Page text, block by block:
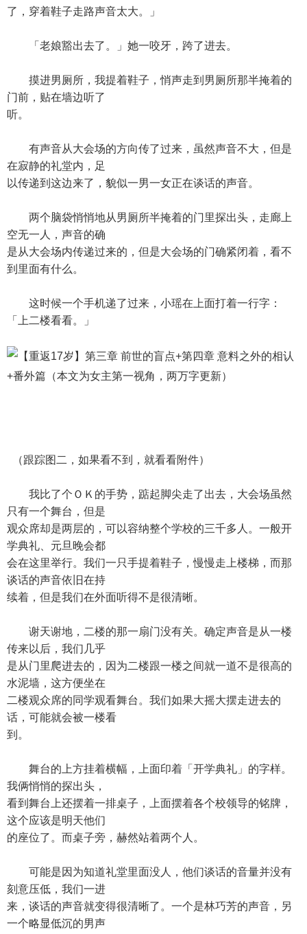
了，穿着鞋子走路声音太大。」
「老娘豁出去了。」她一咬牙，跨了进去。
摸进男厕所，我提着鞋子，悄声走到男厕所那半掩着的
门前，贴在墙边听了
听。
有声音从大会场的方向传了过来，虽然声音不大，但是
在寂静的礼堂内，足
以传递到这边来了，貌似一男一女正在谈话的声音。
两个脑袋悄悄地从男厕所半掩着的门里探出头，走廊上
空无一人，声音的确
是从大会场内传递过来的，但是大会场的门确紧闭着，看不
到里面有什么。
这时候一个手机递了过来，小瑶在上面打着一行字：
「上二楼看看。」
（跟踪图二，如果看不到，就看看附件）
我比了个ＯＫ的手势，踮起脚尖走了出去，大会场虽然
只有一个舞台，但是
观众席却是两层的，可以容纳整个学校的三千多人。一般开
学典礼、元旦晚会都
会在这里举行。我们一只手提着鞋子，慢慢走上楼梯，而那
谈话的声音依旧在持
续着，但是我们在外面听得不是很清晰。
谢天谢地，二楼的那一扇门没有关。确定声音是从一楼
传来以后，我们几乎
是从门里爬进去的，因为二楼跟一楼之间就一道不是很高的
水泥墙，这方便坐在
二楼观众席的同学观看舞台。我们如果大摇大摆走进去的
话，可能就会被一楼看
到。
舞台的上方挂着横幅，上面印着「开学典礼」的字样。
我俩悄悄的探出头，
看到舞台上还摆着一排桌子，上面摆着各个校领导的铭牌，
这个应该是明天他们
的座位了。而桌子旁，赫然站着两个人。
可能是因为知道礼堂里面没人，他们谈话的音量并没有
刻意压低，我们一进
来，谈话的声音就变得很清晰了。一个是林巧芳的声音，另
一个略显低沉的男声